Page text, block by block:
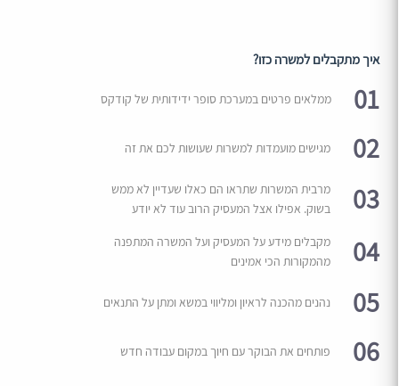
איך מתקבלים למשרה כזו?
01 ממלאים פרטים במערכת סופר ידידותית של קודקס
02 מגישים מועמדות למשרות שעושות לכם את זה
03
מרבית המשרות שתראו הם כאלו שעדיין לא ממש
בשוק. אפילו אצל המעסיק הרוב עוד לא יודע
04
מקבלים מידע על המעסיק ועל המשרה המתפנה
מהמקורות הכי אמינים
05 נהנים מהכנה לראיון ומליווי במשא ומתן על התנאים
06 פותחים את הבוקר עם חיוך במקום עבודה חדש